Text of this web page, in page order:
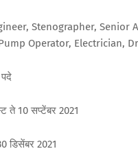
Stenographer, Senior
Operator, Electrician,
ते 10 सप्टेंबर 2021
डिसेंबर 2021